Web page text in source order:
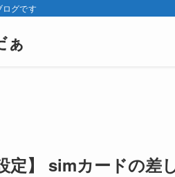
ログです
ぁ
定】 simカードの差